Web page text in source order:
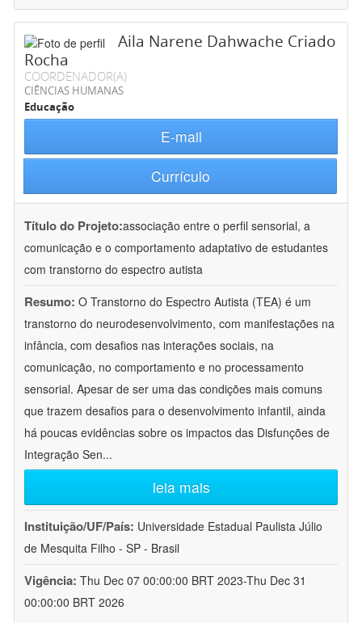
Aila Narene Dahwache Criado
Rocha
COORDENADOR(A)
CIÊNCIAS HUMANAS
Educação
E-mail
Currículo
Título do Projeto:associação entre o perfil sensorial, a
comunicação e o comportamento adaptativo de estudantes
com transtorno do espectro autista
Resumo: O Transtorno do Espectro Autista (TEA) é um
transtorno do neurodesenvolvimento, com manifestações na
infância, com desafios nas interações sociais, na
comunicação, no comportamento e no processamento
sensorial. Apesar de ser uma das condições mais comuns
que trazem desafios para o desenvolvimento infantil, ainda
há poucas evidências sobre os impactos das Disfunções de
Integração Sen...
leia mais
Instituição/UF/País: Universidade Estadual Paulista Júlio
de Mesquita Filho - SP - Brasil
Vigência: Thu Dec 07 00:00:00 BRT 2023-Thu Dec 31
00:00:00 BRT 2026